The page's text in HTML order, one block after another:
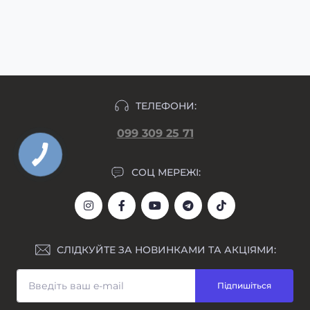
ТЕЛЕФОНИ:
099 309 25 71
СОЦ МЕРЕЖІ:
СЛІДКУЙТЕ ЗА НОВИНКАМИ ТА АКЦІЯМИ:
Підпишіться